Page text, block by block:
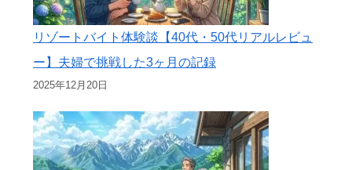
リゾートバイト体験談【40代・50代リアルレビュ
ー】夫婦で挑戦した3ヶ月の記録
2025年12月20日